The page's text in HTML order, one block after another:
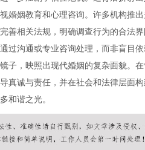
婚姻教育和心理咨询。许多机构推
善相关法规，明确调查行为的合法
过沟通或专业咨询处理，而非盲目依
子，映照出现代婚姻的复杂面貌。
真诚与责任，并在社会和法律层面
和谐之光。